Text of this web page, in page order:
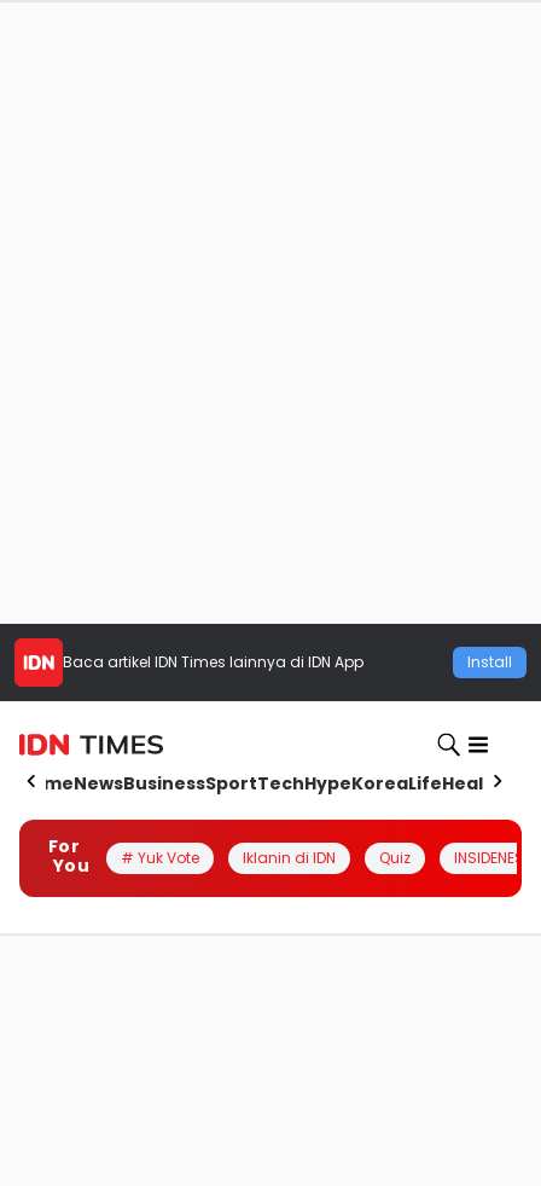
Baca artikel IDN Times lainnya di IDN App Install
HomeNewsBusinessSportTechHypeKoreaLifeHealth
For
You
# Yuk Vote Iklanin di IDN Quiz INSIDENESIA